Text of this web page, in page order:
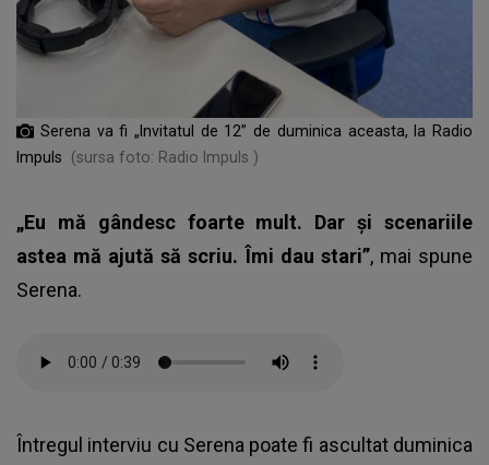
Serena va fi „Invitatul de 12” de duminica aceasta, la Radio
Impuls
(sursa foto: Radio Impuls )
„Eu mă gândesc foarte mult. Dar și scenariile
astea mă ajută să scriu. Îmi dau stari”, mai spune
Serena.
Întregul interviu cu Serena poate fi ascultat duminica